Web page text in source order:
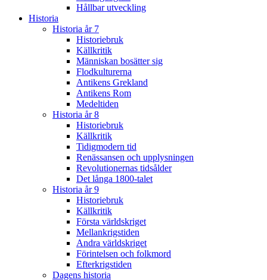
Hållbar utveckling
Historia
Historia år 7
Historiebruk
Källkritik
Människan bosätter sig
Flodkulturerna
Antikens Grekland
Antikens Rom
Medeltiden
Historia år 8
Historiebruk
Källkritik
Tidigmodern tid
Renässansen och upplysningen
Revolutionernas tidsålder
Det långa 1800-talet
Historia år 9
Historiebruk
Källkritik
Första världskriget
Mellankrigstiden
Andra världskriget
Förintelsen och folkmord
Efterkrigstiden
Dagens historia